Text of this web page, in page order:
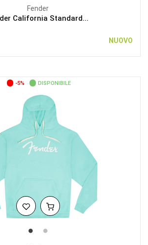
Fender
California Standard...
NUOVO
-5% DISPONIBILE